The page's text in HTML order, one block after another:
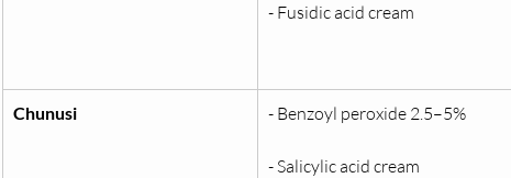
- Fusidic acid cream
Chunusi - Benzoyl peroxide 2.5–5%
- Salicylic acid cream